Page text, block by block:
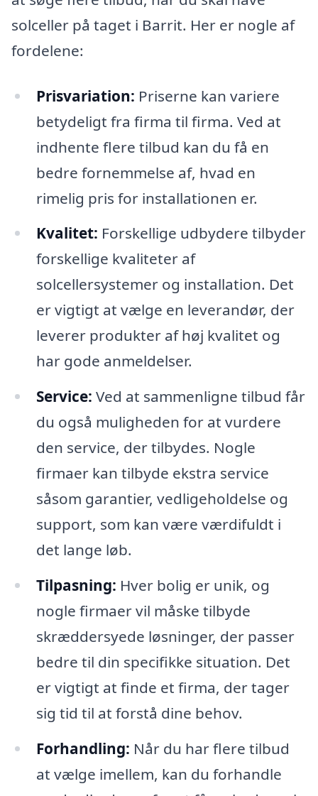
solceller på taget i Barrit. Her er nogle af
fordelene:
Prisvariation: Priserne kan variere
betydeligt fra firma til firma. Ved at
indhente flere tilbud kan du få en
bedre fornemmelse af, hvad en
rimelig pris for installationen er.
Kvalitet: Forskellige udbydere tilbyder
forskellige kvaliteter af
solcellersystemer og installation. Det
er vigtigt at vælge en leverandør, der
leverer produkter af høj kvalitet og
har gode anmeldelser.
Service: Ved at sammenligne tilbud får
du også muligheden for at vurdere
den service, der tilbydes. Nogle
firmaer kan tilbyde ekstra service
såsom garantier, vedligeholdelse og
support, som kan være værdifuldt i
det lange løb.
Tilpasning: Hver bolig er unik, og
nogle firmaer vil måske tilbyde
skræddersyede løsninger, der passer
bedre til din specifikke situation. Det
er vigtigt at finde et firma, der tager
sig tid til at forstå dine behov.
Forhandling: Når du har flere tilbud
at vælge imellem, kan du forhandle